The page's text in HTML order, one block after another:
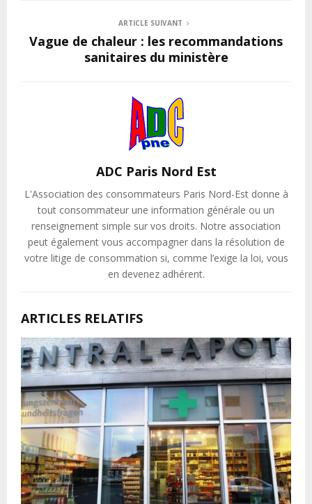
ARTICLE SUIVANT
Vague de chaleur : les recommandations
sanitaires du ministère
ADC Paris Nord Est
L'Association des consommateurs Paris Nord-Est donne à
tout consommateur une information générale ou un
renseignement simple sur vos droits. Notre association
peut également vous accompagner dans la résolution de
votre litige de consommation si, comme l’exige la loi, vous
en devenez adhérent.
ARTICLES RELATIFS